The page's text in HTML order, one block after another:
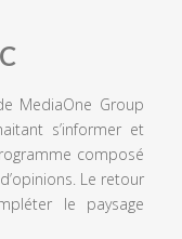
MediaOne Group
s’informer et
composé
Le retour
le paysage